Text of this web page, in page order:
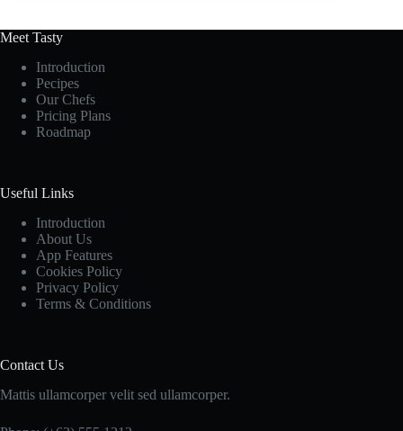
Meet Tasty
Introduction
Pecipes
Our Chefs
Pricing Plans
Roadmap
Useful Links
Introduction
About Us
App Features
Cookies Policy
Privacy Policy
Terms & Conditions
Contact Us
Mattis ullamcorper velit sed ullamcorper.